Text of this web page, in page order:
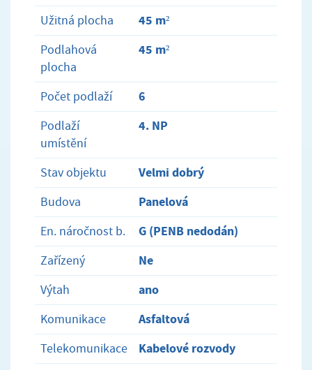
Užitná plocha 45 m²
Podlahová
plocha
45 m²
Počet podlaží 6
Podlaží
umístění
4. NP
Stav objektu Velmi dobrý
Budova Panelová
En. náročnost b. G (PENB nedodán)
Zařízený Ne
Výtah ano
Komunikace Asfaltová
Telekomunikace Kabelové rozvody